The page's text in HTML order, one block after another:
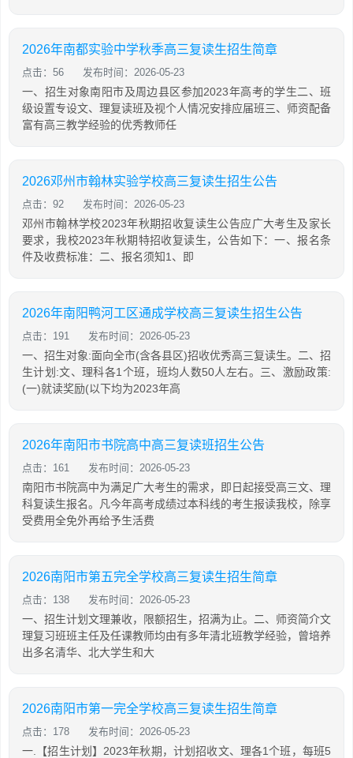
2026年南都实验中学秋季高三复读生招生简章
点击：56 发布时间：2026-05-23
一、招生对象南阳市及周边县区参加2023年高考的学生二、班
级设置专设文、理复读班及视个人情况安排应届班三、师资配备
富有高三教学经验的优秀教师任
2026邓州市翰林实验学校高三复读生招生公告
点击：92 发布时间：2026-05-23
邓州市翰林学校2023年秋期招收复读生公告应广大考生及家长
要求，我校2023年秋期特招收复读生，公告如下：一、报名条
件及收费标准：二、报名须知1、即
2026年南阳鸭河工区通成学校高三复读生招生公告
点击：191 发布时间：2026-05-23
一、招生对象:面向全市(含各县区)招收优秀高三复读生。二、招
生计划:文、理科各1个班，班均人数50人左右。三、激励政策:
(一)就读奖励(以下均为2023年高
2026年南阳市书院高中高三复读班招生公告
点击：161 发布时间：2026-05-23
南阳市书院高中为满足广大考生的需求，即日起接受高三文、理
科复读生报名。凡今年高考成绩过本科线的考生报读我校，除享
受费用全免外再给予生活费
2026南阳市第五完全学校高三复读生招生简章
点击：138 发布时间：2026-05-23
一、招生计划文理兼收，限额招生，招满为止。二、师资简介文
理复习班班主任及任课教师均由有多年清北班教学经验，曾培养
出多名清华、北大学生和大
2026南阳市第一完全学校高三复读生招生简章
点击：178 发布时间：2026-05-23
一.【招生计划】2023年秋期，计划招收文、理各1个班，每班5